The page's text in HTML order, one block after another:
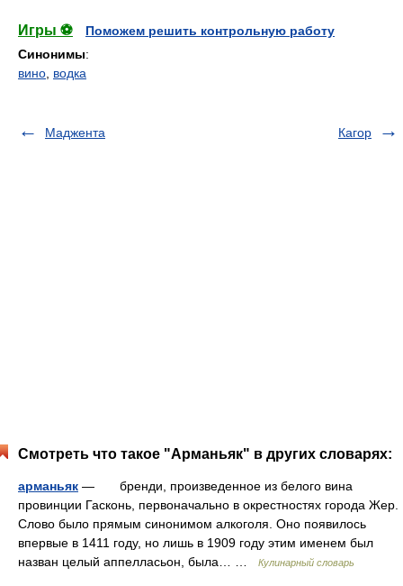
Игры ⚽
Поможем решить контрольную работу
Синонимы:
вино, водка
Маджента Кагор
Смотреть что такое "Арманьяк" в других словарях:
арманьяк — бренди, произведенное из белого вина
провинции Гасконь, первоначально в окрестностях города Жер.
Слово было прямым синонимом алкоголя. Оно появилось
впервые в 1411 году, но лишь в 1909 году этим именем был
назван целый аппелласьон, была… …
Кулинарный словарь